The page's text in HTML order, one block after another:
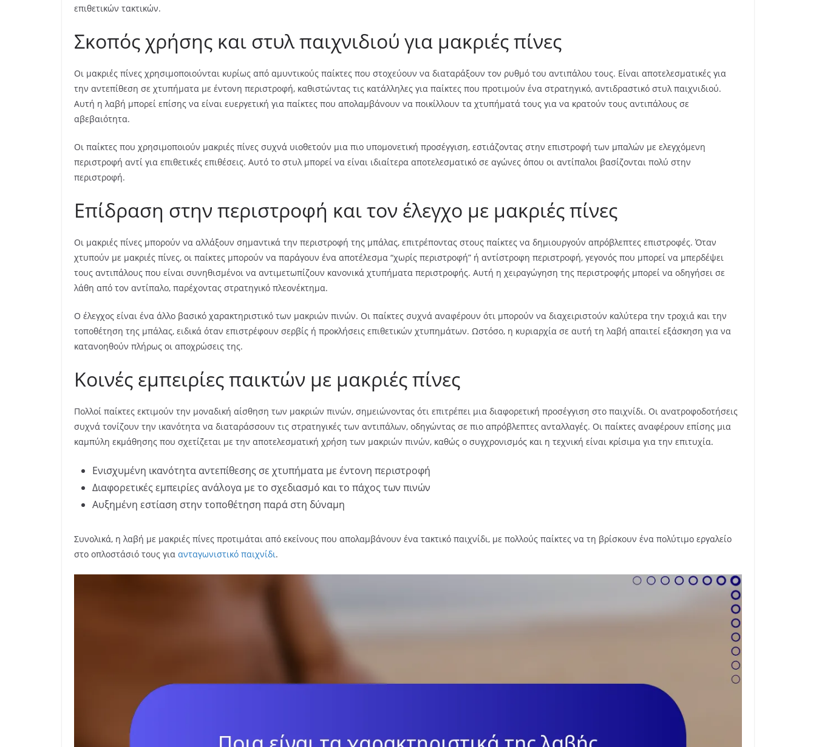
επιθετικών τακτικών.
Σκοπός χρήσης και στυλ παιχνιδιού για μακριές πίνες
Οι μακριές πίνες χρησιμοποιούνται κυρίως από αμυντικούς παίκτες που στοχεύουν να διαταράξουν τον ρυθμό του αντιπάλου τους. Είναι αποτελεσματικές για
την αντεπίθεση σε χτυπήματα με έντονη περιστροφή, καθιστώντας τις κατάλληλες για παίκτες που προτιμούν ένα στρατηγικό, αντιδραστικό στυλ παιχνιδιού.
Αυτή η λαβή μπορεί επίσης να είναι ευεργετική για παίκτες που απολαμβάνουν να ποικίλλουν τα χτυπήματά τους για να κρατούν τους αντιπάλους σε
αβεβαιότητα.
Οι παίκτες που χρησιμοποιούν μακριές πίνες συχνά υιοθετούν μια πιο υπομονετική προσέγγιση, εστιάζοντας στην επιστροφή των μπαλών με ελεγχόμενη
περιστροφή αντί για επιθετικές επιθέσεις. Αυτό το στυλ μπορεί να είναι ιδιαίτερα αποτελεσματικό σε αγώνες όπου οι αντίπαλοι βασίζονται πολύ στην
περιστροφή.
Επίδραση στην περιστροφή και τον έλεγχο με μακριές πίνες
Οι μακριές πίνες μπορούν να αλλάξουν σημαντικά την περιστροφή της μπάλας, επιτρέποντας στους παίκτες να δημιουργούν απρόβλεπτες επιστροφές. Όταν
χτυπούν με μακριές πίνες, οι παίκτες μπορούν να παράγουν ένα αποτέλεσμα “χωρίς περιστροφή” ή αντίστροφη περιστροφή, γεγονός που μπορεί να μπερδέψει
τους αντιπάλους που είναι συνηθισμένοι να αντιμετωπίζουν κανονικά χτυπήματα περιστροφής. Αυτή η χειραγώγηση της περιστροφής μπορεί να οδηγήσει σε
λάθη από τον αντίπαλο, παρέχοντας στρατηγικό πλεονέκτημα.
Ο έλεγχος είναι ένα άλλο βασικό χαρακτηριστικό των μακριών πινών. Οι παίκτες συχνά αναφέρουν ότι μπορούν να διαχειριστούν καλύτερα την τροχιά και την
τοποθέτηση της μπάλας, ειδικά όταν επιστρέφουν σερβίς ή προκλήσεις επιθετικών χτυπημάτων. Ωστόσο, η κυριαρχία σε αυτή τη λαβή απαιτεί εξάσκηση για να
κατανοηθούν πλήρως οι αποχρώσεις της.
Κοινές εμπειρίες παικτών με μακριές πίνες
Πολλοί παίκτες εκτιμούν την μοναδική αίσθηση των μακριών πινών, σημειώνοντας ότι επιτρέπει μια διαφορετική προσέγγιση στο παιχνίδι. Οι ανατροφοδοτήσεις
συχνά τονίζουν την ικανότητα να διαταράσσουν τις στρατηγικές των αντιπάλων, οδηγώντας σε πιο απρόβλεπτες ανταλλαγές. Οι παίκτες αναφέρουν επίσης μια
καμπύλη εκμάθησης που σχετίζεται με την αποτελεσματική χρήση των μακριών πινών, καθώς ο συγχρονισμός και η τεχνική είναι κρίσιμα για την επιτυχία.
Ενισχυμένη ικανότητα αντεπίθεσης σε χτυπήματα με έντονη περιστροφή
Διαφορετικές εμπειρίες ανάλογα με το σχεδιασμό και το πάχος των πινών
Αυξημένη εστίαση στην τοποθέτηση παρά στη δύναμη
Συνολικά, η λαβή με μακριές πίνες προτιμάται από εκείνους που απολαμβάνουν ένα τακτικό παιχνίδι, με πολλούς παίκτες να τη βρίσκουν ένα πολύτιμο εργαλείο
στο οπλοστάσιό τους για ανταγωνιστικό παιχνίδι.